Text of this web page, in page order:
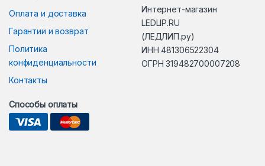
Оплата и доставка
Гарантии и возврат
Политика
конфиденциальности
Контакты
Интернет-магазин
LEDLIP.RU
(ЛЕДЛИП.ру)
ИНН 481306522304
ОГРН 319482700007208
Способы оплаты